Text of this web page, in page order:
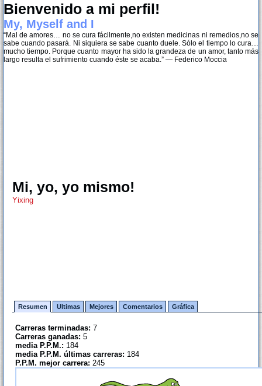
Bienvenido a mi perfil!
My, Myself and I
“Mal de amores… no se cura fácilmente,no existen medicinas ni remedios,no se
sabe cuando pasará. Ni siquiera se sabe cuanto duele. Sólo el tiempo lo cura…
mucho tiempo. Porque cuanto mayor ha sido la grandeza de un amor, tanto más
largo resulta el sufrimiento cuando éste se acaba.” — Federico Moccia
Mi, yo, yo mismo!
Yixing
Resumen Ultimas Mejores Comentarios Gráfica
Carreras terminadas: 7
Carreras ganadas: 5
media P.P.M.: 184
media P.P.M. últimas carreras: 184
P.P.M. mejor carrera: 245